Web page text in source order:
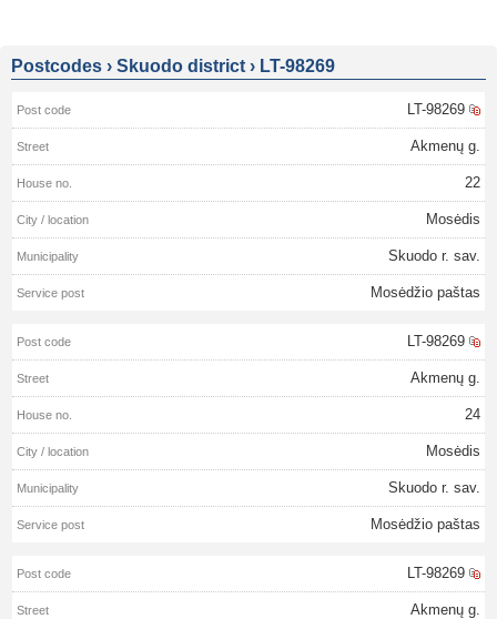
Postcodes › Skuodo district › LT-98269
LT-98269
Akmenų g.
22
Mosėdis
Skuodo r. sav.
Mosėdžio paštas
LT-98269
Akmenų g.
24
Mosėdis
Skuodo r. sav.
Mosėdžio paštas
LT-98269
Akmenų g.